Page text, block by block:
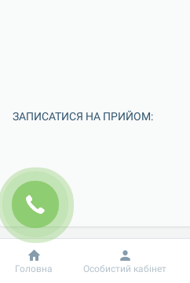
ЗАПИСАТИСЯ НА ПРИЙОМ:
Добробут Інформація
Головна Особистий кабінет